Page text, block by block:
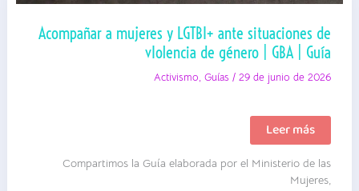
Acompañar a mujeres y LGTBI+ ante situaciones de
vIolencia de género | GBA | Guía
Activismo,Guías /29 de junio de 2026
Acompañar
a
mujeres
y
LGTBI+
Leer más
Compartimos la Guía elaborada por el Ministerio de las
Mujeres,